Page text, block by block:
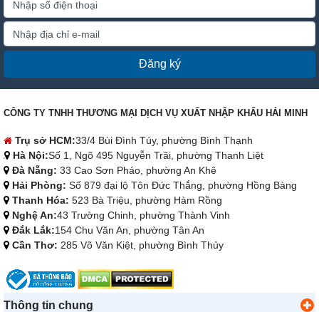
Đăng ký
CÔNG TY TNHH THƯƠNG MẠI DỊCH VỤ XUẤT NHẬP KHẨU HẢI MINH
Trụ sở HCM:33/4 Bùi Đình Túy, phường Bình Thạnh
Hà Nội:Số 1, Ngõ 495 Nguyễn Trãi, phường Thanh Liệt
Đà Nẵng: 33 Cao Sơn Pháo, phường An Khê
Hải Phòng: Số 879 đại lộ Tôn Đức Thắng, phường Hồng Bàng
Thanh Hóa: 523 Bà Triệu, phường Hàm Rồng
Nghệ An:43 Trường Chinh, phường Thành Vinh
Đắk Lắk:154 Chu Văn An, phường Tân An
Cần Thơ: 285 Võ Văn Kiệt, phường Bình Thủy
Thông tin chung